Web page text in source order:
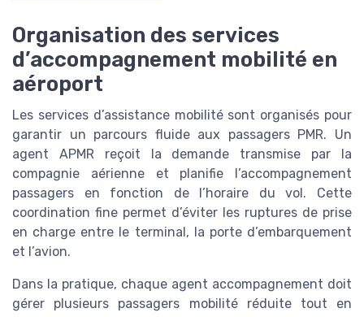
Organisation des services
d’accompagnement mobilité en
aéroport
Les services d’assistance mobilité sont organisés pour
garantir un parcours fluide aux passagers PMR. Un
agent APMR reçoit la demande transmise par la
compagnie aérienne et planifie l’accompagnement
passagers en fonction de l’horaire du vol. Cette
coordination fine permet d’éviter les ruptures de prise
en charge entre le terminal, la porte d’embarquement
et l’avion.
Dans la pratique, chaque agent accompagnement doit
gérer plusieurs passagers mobilité réduite tout en